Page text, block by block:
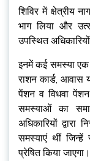
शिविर में क्षेत्रीय
भाग लिया और
उपस्थित
इनमें कई समस्या एक
राशन कार्ड, आवास
पेंशन व विधवा
समस्याओं का
अधिकारियों
समस्याएं थीं जिन्हें
प्रेषित किया जाएगा।